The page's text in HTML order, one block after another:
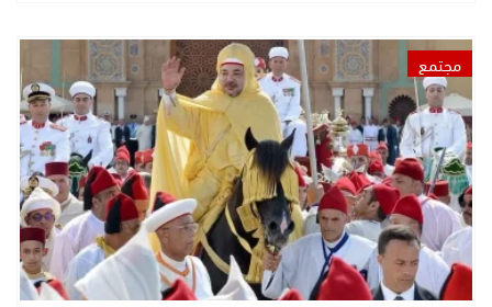
مجتمع